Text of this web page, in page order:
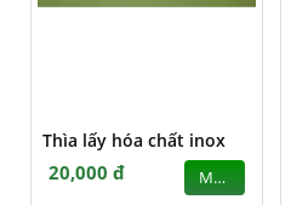
Thìa lấy hóa chất inox
20,000 đ MUA